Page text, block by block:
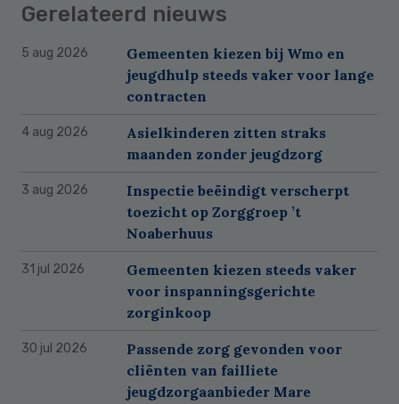
Gerelateerd nieuws
5 aug 2026
Gemeenten kiezen bij Wmo en
jeugdhulp steeds vaker voor lange
contracten
4 aug 2026
Asielkinderen zitten straks
maanden zonder jeugdzorg
3 aug 2026
Inspectie beëindigt verscherpt
toezicht op Zorggroep ’t
Noaberhuus
31 jul 2026
Gemeenten kiezen steeds vaker
voor inspanningsgerichte
zorginkoop
30 jul 2026
Passende zorg gevonden voor
cliënten van failliete
jeugdzorgaanbieder Mare